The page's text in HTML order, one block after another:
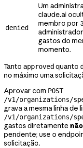
denied
Um
claude.ai
membro por
gastos do
momento.
Tanto approved quanto
no máximo uma
Aprovar com POST
/v1/organizations/
grava a mesma linha
/v1/organizations/
gastos diretamente não
pendente; use o
solicitação.